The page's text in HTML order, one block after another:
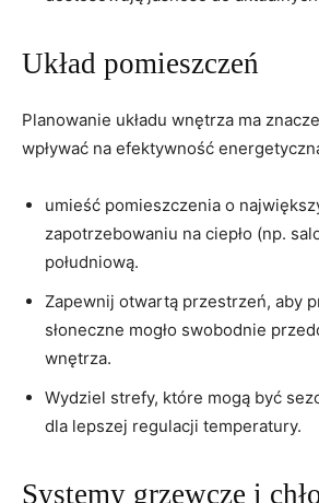
Układ pomieszczeń
Planowanie układu wnętrza ma
wpływać na efektywność
umieść pomieszczenia o
zapotrzebowaniu ⁤na ciepło (np.
południową.
Zapewnij otwartą przestrzeń, aby
słoneczne mogło swobodnie
⁣wnętrza.
Wydziel strefy, które mogą być
dla lepszej regulacji temperatury.
Systemy grzewcze i⁢